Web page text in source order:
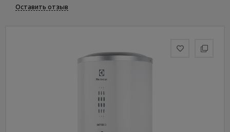
Оставить отзыв